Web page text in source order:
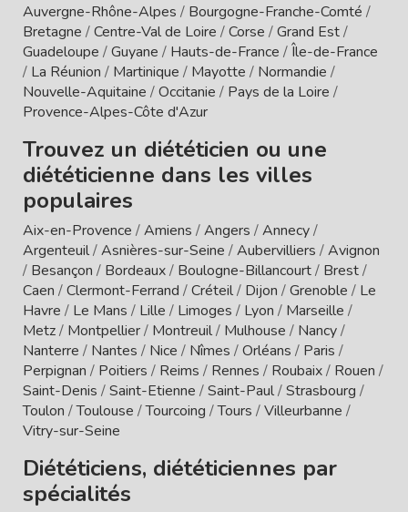
Auvergne-Rhône-Alpes / Bourgogne-Franche-Comté /
Bretagne /Centre-Val de Loire /Corse /Grand Est/
Guadeloupe /Guyane / Hauts-de-France /Île-de-France
/ La Réunion / Martinique / Mayotte / Normandie /
Nouvelle-Aquitaine /Occitanie / Pays de la Loire /
Provence-Alpes-Côte d'Azur
Trouvez un diététicien ou une
diététicienne dans les villes
populaires
Aix-en-Provence /Amiens /Angers /Annecy/
Argenteuil/Asnières-sur-Seine /Aubervilliers /Avignon
/ Besançon / Bordeaux/ Boulogne-Billancourt/ Brest/
Caen /Clermont-Ferrand /Créteil/ Dijon /Grenoble / Le
Havre / Le Mans / Lille / Limoges / Lyon / Marseille /
Metz/ Montpellier/ Montreuil/ Mulhouse / Nancy/
Nanterre / Nantes / Nice / Nîmes /Orléans / Paris /
Perpignan / Poitiers / Reims / Rennes / Roubaix/ Rouen /
Saint-Denis /Saint-Etienne /Saint-Paul/Strasbourg /
Toulon /Toulouse /Tourcoing /Tours /Villeurbanne /
Vitry-sur-Seine
Diététiciens, diététiciennes par
spécialités